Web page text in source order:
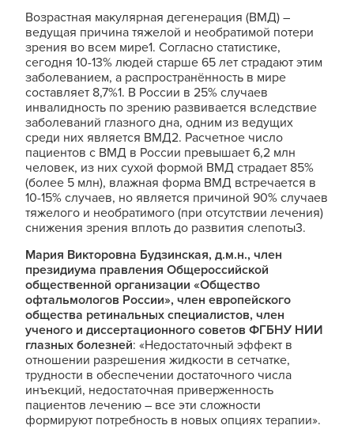
Возрастная макулярная дегенерация (ВМД) –
ведущая причина тяжелой и необратимой потери
зрения во всем мире1. Согласно статистике,
сегодня 10-13% людей старше 65 лет страдают этим
заболеванием, а распространённость в мире
составляет 8,7%1. В России в 25% случаев
инвалидность по зрению развивается вследствие
заболеваний глазного дна, одним из ведущих
среди них является ВМД2. Расчетное число
пациентов с ВМД в России превышает 6,2 млн
человек, из них сухой формой ВМД страдает 85%
(более 5 млн), влажная форма ВМД встречается в
10-15% случаев, но является причиной 90% случаев
тяжелого и необратимого (при отсутствии лечения)
снижения зрения вплоть до развития слепоты3.
Мария Викторовна Будзинская, д.м.н., член
президиума правления Общероссийской
общественной организации «Общество
офтальмологов России», член европейского
общества ретинальных специалистов, член
ученого и диссертационного советов ФГБНУ НИИ
глазных болезней: «Недостаточный эффект в
отношении разрешения жидкости в сетчатке,
трудности в обеспечении достаточного числа
инъекций, недостаточная приверженность
пациентов лечению – все эти сложности
формируют потребность в новых опциях терапии».